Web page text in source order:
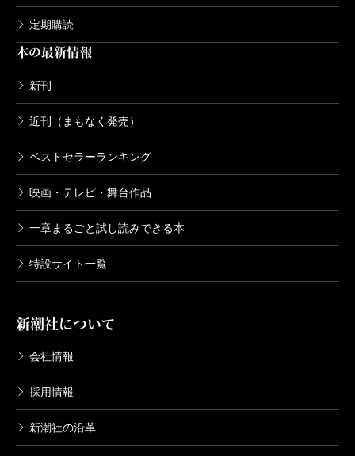
定期購読
本の最新情報
新刊
近刊（まもなく発売）
ベストセラーランキング
映画・テレビ・舞台作品
一章まるごと試し読みできる本
特設サイト一覧
新潮社について
会社情報
採用情報
新潮社の沿革